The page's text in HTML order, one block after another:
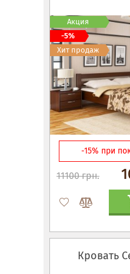
-15% при
11100 грн.
Акция
-5%
Хит продаж
Кровать